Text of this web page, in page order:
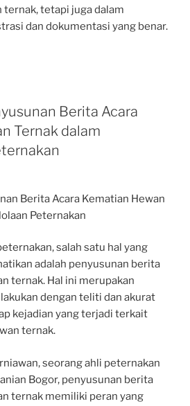
ternak, tetapi juga dalam
dan dokumentasi yang benar.
Berita Acara
Ternak dalam
Berita Acara Kematian Hewan
Peternakan
salah satu hal yang
adalah penyusunan berita
ternak. Hal ini merupakan
dengan teliti dan akurat
kejadian yang terjadi terkait
ternak.
seorang ahli peternakan
Bogor, penyusunan berita
ternak memiliki peran yang